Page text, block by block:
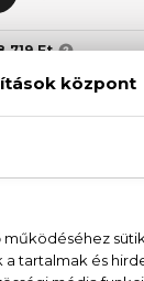
Ft
Ft
ÚJDONSÁG
90 ml
30.230 Ft